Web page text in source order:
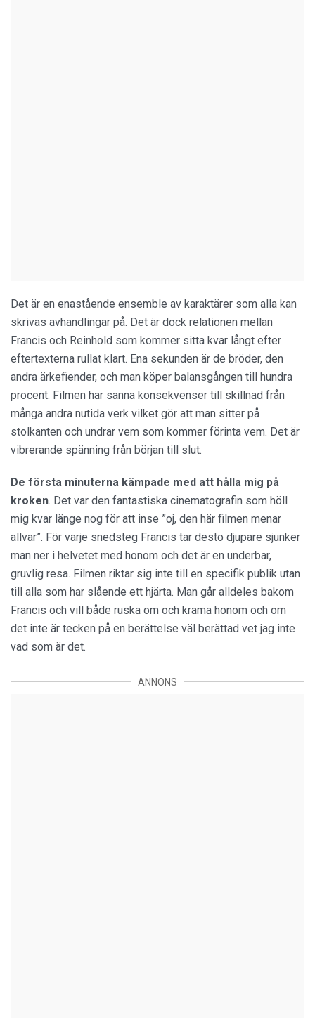
Det är en enastående ensemble av karaktärer som alla kan
skrivas avhandlingar på. Det är dock relationen mellan
Francis och Reinhold som kommer sitta kvar långt efter
eftertexterna rullat klart. Ena sekunden är de bröder, den
andra ärkefiender, och man köper balansgången till hundra
procent. Filmen har sanna konsekvenser till skillnad från
många andra nutida verk vilket gör att man sitter på
stolkanten och undrar vem som kommer förinta vem. Det är
vibrerande spänning från början till slut.
De första minuterna kämpade med att hålla mig på
kroken. Det var den fantastiska cinematografin som höll
mig kvar länge nog för att inse ”oj, den här filmen menar
allvar”. För varje snedsteg Francis tar desto djupare sjunker
man ner i helvetet med honom och det är en underbar,
gruvlig resa. Filmen riktar sig inte till en specifik publik utan
till alla som har slående ett hjärta. Man går alldeles bakom
Francis och vill både ruska om och krama honom och om
det inte är tecken på en berättelse väl berättad vet jag inte
vad som är det.
ANNONS